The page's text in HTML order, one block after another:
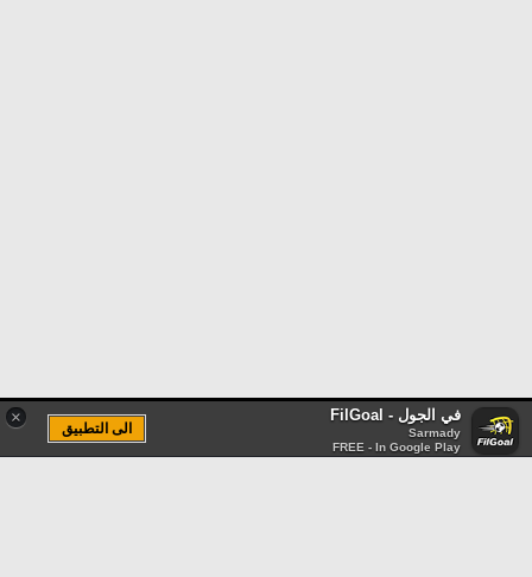
× في الجول - FilGoal
Sarmady
FREE - In Google Play
الى التطبيق